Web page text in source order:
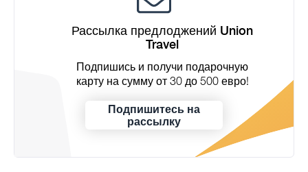
Рассылка предлоджений Union
Travel
Подпишись и получи подарочную
карту на сумму от 30 до 500 евро!
Подпишитесь на
рассылку